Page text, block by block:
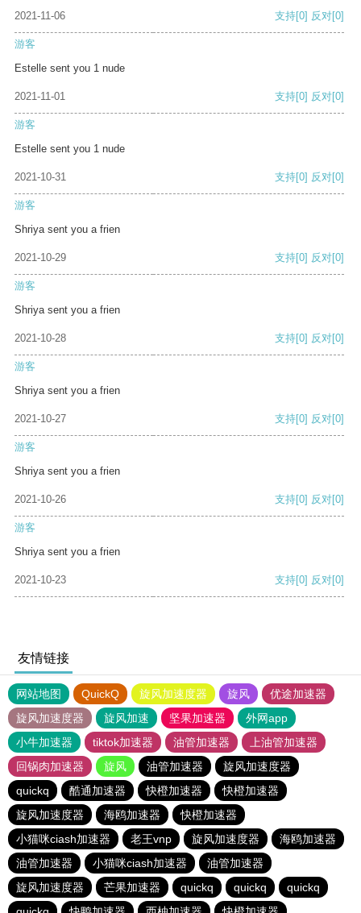
2021-11-06 支持[0] 反对[0]
游客
Estelle sent you 1 nude
2021-11-01 支持[0] 反对[0]
游客
Estelle sent you 1 nude
2021-10-31 支持[0] 反对[0]
游客
Shriya sent you a frien
2021-10-29 支持[0] 反对[0]
游客
Shriya sent you a frien
2021-10-28 支持[0] 反对[0]
游客
Shriya sent you a frien
2021-10-27 支持[0] 反对[0]
游客
Shriya sent you a frien
2021-10-26 支持[0] 反对[0]
游客
Shriya sent you a frien
2021-10-23 支持[0] 反对[0]
友情链接
网站地图 QuickQ 旋风加速度器 旋风
优途加速器
旋风加速度器
旋风加速 坚果加速器
外网app
小牛加速器
tiktok加速器 油管加速器
上油管加速器
回锅肉加速器
旋风 油管加速器
旋风加速度器
quickq
酷通加速器 快橙加速器
快橙加速器
旋风加速度器
海鸥加速器
快橙加速器
小猫咪ciash加速器
老王vnp 旋风加速度器
海鸥加速器
油管加速器
小猫咪ciash加速器
油管加速器
旋风加速度器
芒果加速器 quickq quickq
quickq